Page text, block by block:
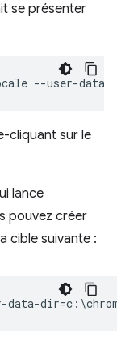
se présenter
cliquant sur le
lance
pouvez créer
cible suivante :